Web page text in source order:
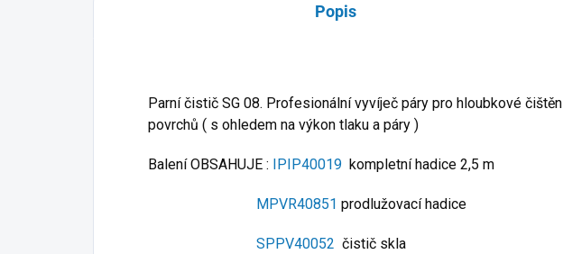
Popis
Parní čistič SG 08. Profesionální vyvíječ páry pro hloubkové
povrchů ( s ohledem na výkon tlaku a páry )
Balení OBSAHUJE : IPIP40019 kompletní hadice 2,5 m
MPVR40851 prodlužovací hadice
SPPV40052 čistič skla